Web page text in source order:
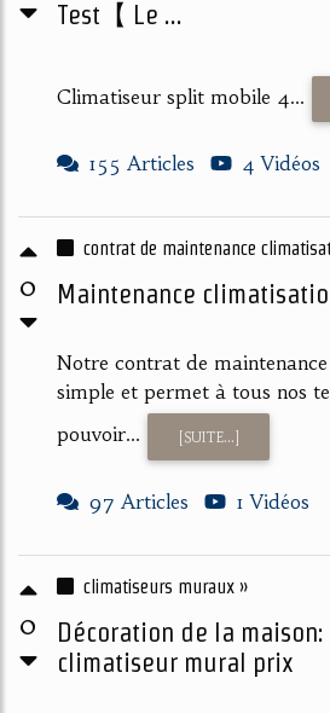
Test【 Le ...
Climatiseur split mobile 4...
155 Articles 4 Vidéos
0
contrat de maintenance
Maintenance
Notre contrat de
simple et permet à tous nos
pouvoir...
[SUITE...]
97 Articles 1 Vidéos
0
climatiseurs muraux »
Décoration de la
climatiseur mural prix